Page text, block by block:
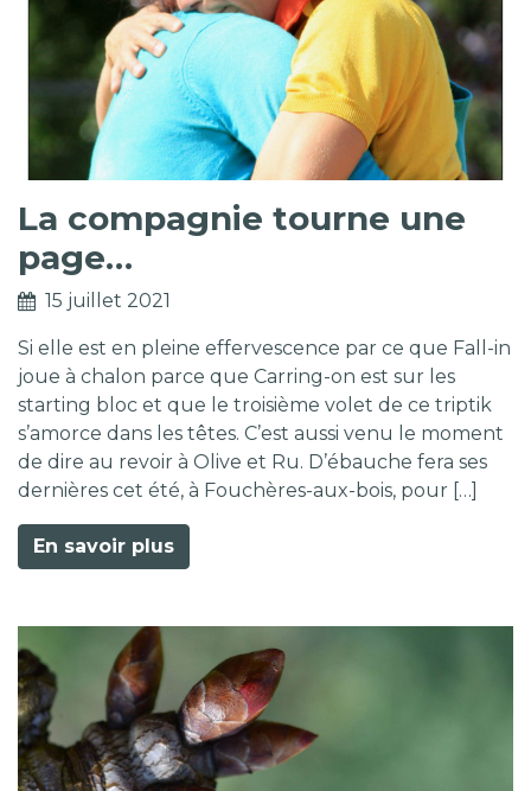
La compagnie tourne une
page…
15 juillet 2021
Si elle est en pleine effervescence par ce que Fall-in
joue à chalon parce que Carring-on est sur les
starting bloc et que le troisième volet de ce triptik
s’amorce dans les têtes. C’est aussi venu le moment
de dire au revoir à Olive et Ru. D’ébauche fera ses
dernières cet été, à Fouchères-aux-bois, pour […]
En savoir plus